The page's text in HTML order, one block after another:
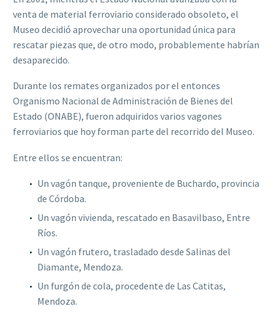
venta de material ferroviario considerado obsoleto, el
Museo decidió aprovechar una oportunidad única para
rescatar piezas que, de otro modo, probablemente habrían
desaparecido.
Durante los remates organizados por el entonces
Organismo Nacional de Administración de Bienes del
Estado (ONABE), fueron adquiridos varios vagones
ferroviarios que hoy forman parte del recorrido del Museo.
Entre ellos se encuentran:
Un vagón tanque, proveniente de Buchardo, provincia
de Córdoba.
Un vagón vivienda, rescatado en Basavilbaso, Entre
Ríos.
Un vagón frutero, trasladado desde Salinas del
Diamante, Mendoza.
Un furgón de cola, procedente de Las Catitas,
Mendoza.